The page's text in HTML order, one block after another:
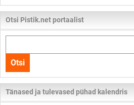
Otsi Pistik.net portaalist
kogu
lehelt
Otsi
Tänased ja tulevased pühad kalendris